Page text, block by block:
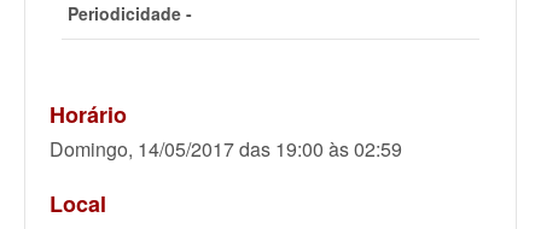
Periodicidade -
Horário
Domingo, 14/05/2017 das 19:00 às 02:59
Local